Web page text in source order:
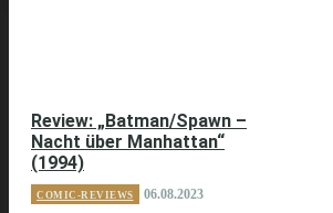
Review: „Batman/Spawn –
Nacht über Manhattan“
(1994)
COMIC-REVIEWS 06.08.2023